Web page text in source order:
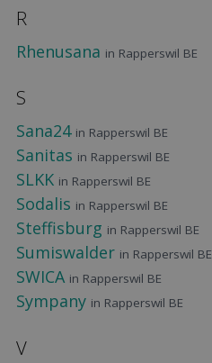
R
Rhenusana in Rapperswil BE
S
Sana24 in Rapperswil BE
Sanitas in Rapperswil BE
SLKK in Rapperswil BE
Sodalis in Rapperswil BE
Steffisburg in Rapperswil BE
Sumiswalder in Rapperswil BE
SWICA in Rapperswil BE
Sympany in Rapperswil BE
V